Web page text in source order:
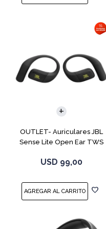
OUTLET- Auriculares JBL
Sense Lite Open Ear TWS
USD 99,00